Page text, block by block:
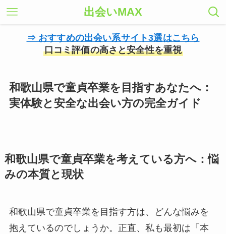
出会いMAX
⇒ おすすめの出会い系サイト3選はこちら
口コミ評価の高さと安全性を重視
和歌山県で童貞卒業を目指すあなたへ：
実体験と安全な出会い方の完全ガイド
和歌山県で童貞卒業を考えている方へ：悩
みの本質と現状
和歌山県で童貞卒業を目指す方は、どんな悩みを
抱えているのでしょうか。正直、私も最初は「本